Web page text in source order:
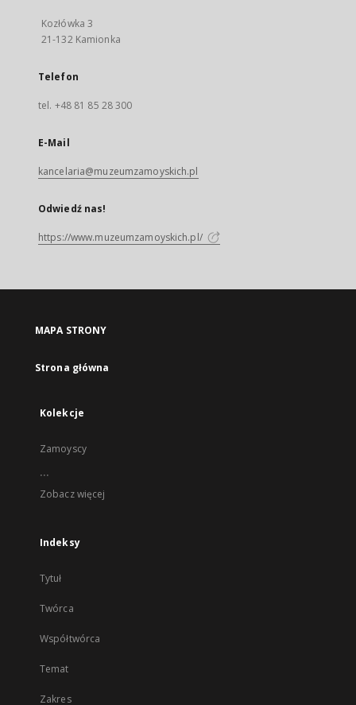
Kozłówka 3
21-132 Kamionka
Telefon
tel. +48 81 85 28 300
E-Mail
kancelaria@muzeumzamoyskich.pl
Odwiedź nas!
https://www.muzeumzamoyskich.pl/
MAPA STRONY
Strona główna
Kolekcje
Zamoyscy
...
Zobacz więcej
Indeksy
Tytuł
Twórca
Współtwórca
Temat
Zakres